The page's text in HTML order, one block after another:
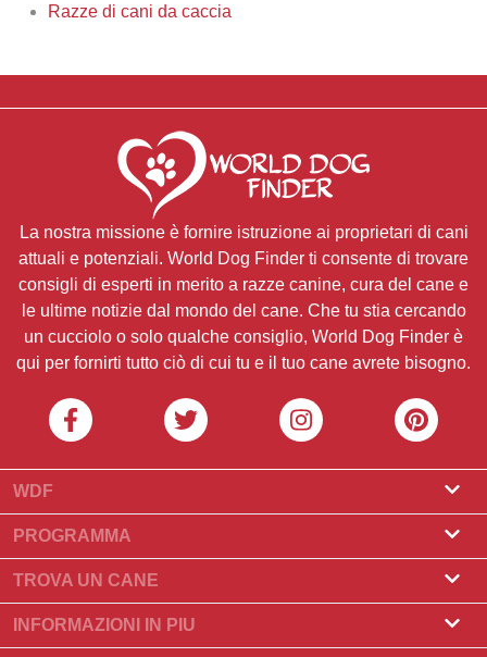
Razze di cani da caccia
La nostra missione è fornire istruzione ai proprietari di cani
attuali e potenziali. World Dog Finder ti consente di trovare
consigli di esperti in merito a razze canine, cura del cane e
le ultime notizie dal mondo del cane. Che tu stia cercando
un cucciolo o solo qualche consiglio, World Dog Finder è
qui per fornirti tutto ciò di cui tu e il tuo cane avrete bisogno.
WDF
Riguardo a noi
Cos'è World Dog Finder
Quali associazioni accettiamo?
Contatto
PROGRAMMA
Programma Allevatore
Programma per toelettatori
TROVA UN CANE
Trova un allevatore
Compra un cane
INFORMAZIONI IN PIU